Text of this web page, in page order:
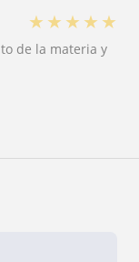
★ ★ ★ ★ ★
de la materia y